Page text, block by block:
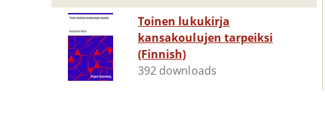
Toinen lukukirja
kansakoulujen tarpeiksi
(Finnish)
392 downloads